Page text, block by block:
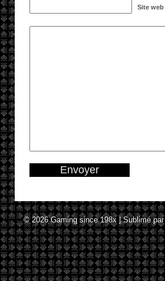
Site web
© 2026Gaming since 198x|Sublimé par